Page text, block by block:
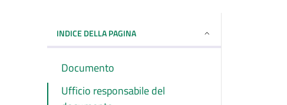
INDICE DELLA PAGINA
Documento
Ufficio responsabile del